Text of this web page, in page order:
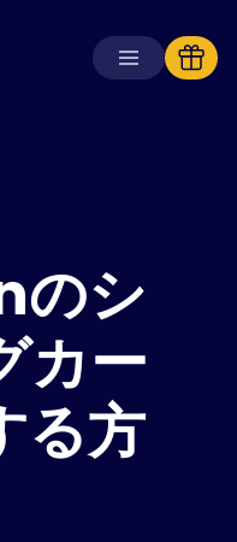
を入手
シ
カー
る方